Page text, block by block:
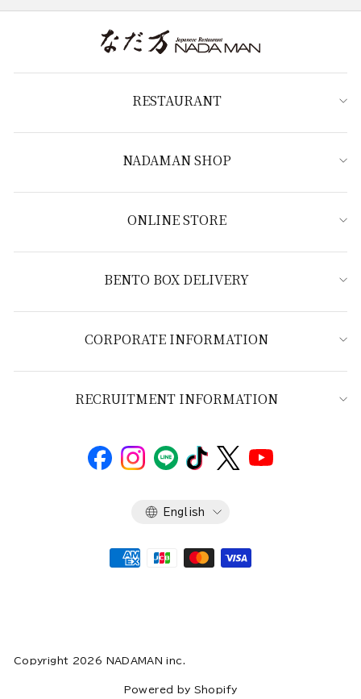
RESTAURANT
NADAMAN SHOP
ONLINE STORE
BENTO BOX DELIVERY
CORPORATE INFORMATION
RECRUITMENT INFORMATION
Language
English
Copyright 2026 NADAMAN inc.
Powered by Shopify